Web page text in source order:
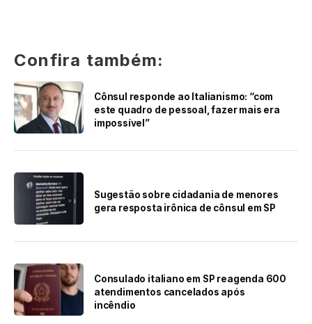
Confira também:
Cônsul responde ao Italianismo: “com
este quadro de pessoal, fazer mais era
impossível”
Sugestão sobre cidadania de menores
gera resposta irônica de cônsul em SP
Consulado italiano em SP reagenda 600
atendimentos cancelados após
incêndio